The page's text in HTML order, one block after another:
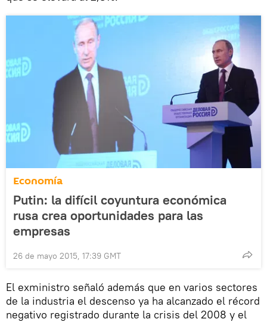
Economía
Putin: la difícil coyuntura económica
rusa crea oportunidades para las
empresas
26 de mayo 2015, 17:39 GMT
El exministro señaló además que en varios sectores
de la industria el descenso ya ha alcanzado el récord
negativo registrado durante la crisis del 2008 y el